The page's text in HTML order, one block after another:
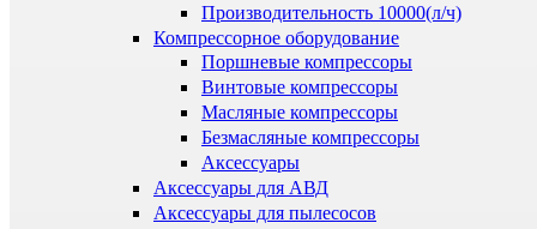
Производительность 10000(л/ч)
Компрессорное оборудование
Поршневые компрессоры
Винтовые компрессоры
Масляные компрессоры
Безмасляные компрессоры
Аксессуары
Аксессуары для АВД
Аксессуары для пылесосов